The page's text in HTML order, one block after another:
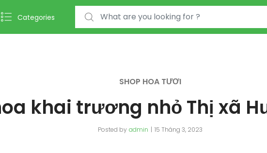
Categories
Search for:
SHOP HOA TƯƠI
khai trương nhỏ Thị xã
Posted by admin 15 Tháng 3, 2023